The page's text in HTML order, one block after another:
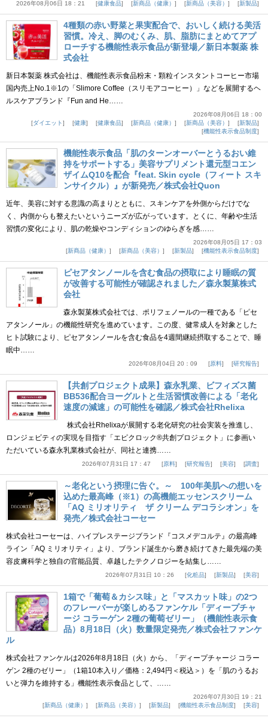
2026年08月06日 18：21 健康食品 新商品（健康） 新商品（美容） 新製品
4種類の赤い野菜と果実配合で、おいしく続ける美活
習慣。冷え、脚のむくみ、肌、脂肪にまとめてアプ
ローチする機能性表示食品が新登場／新日本製薬 株
式会社
新日本製薬 株式会社は、機能性表示食品粉末・顆粒インスタントコーヒー市場
国内売上No.1※1の「Slimore Coffee（スリモアコーヒー）」などを展開するヘ
ルスケアブランド『Fun and He……
2026年08月06日 18：00
ダイエット
健康 健康食品 新商品（健康） 新商品（美容）
新製品
機能性表示食品制度
機能性表示食品「肌のターンオーバーとうるおい維
持をサポートする」美容サプリメント還元型コエン
ザイムQ10を配合『feat. Skin cycle（フィート スキ
ンサイクル）』が新発売／株式会社Quon
近年、美容に対する意識の高まりとともに、スキンケアを外側からだけでな
く、内側からも整えたいというニーズが広がっています。とくに、年齢や生活
習慣の変化により、肌の乾燥やコンディションのゆらぎを感……
2026年08月05日 17：03
新商品（健康）
新商品（美容） 新製品 機能性表示食品制度
ピセアタンノールを含む食品の摂取により睡眠の質
が改善する可能性が確認されました／森永製菓株式
会社
森永製菓株式会社では、ポリフェノールの一種である「ピセ
アタンノール」の機能性研究を進めています。この度、健常成人を対象とした
ヒト試験により、ピセアタンノールを含む食品を4週間継続摂取することで、睡
眠中……
2026年08月04日 20：09 原料 研究報告
【共創プロジェクト成果】森永乳業、ビフィズス菌
BB536配合ヨーグルトと生活習慣改善による「老化
速度の減速」の可能性を確認／株式会社Rhelixa
株式会社Rhelixaが展開する老化研究の社会実装を推進し、
ロンジェビティの実現を目指す「エピクロック®共創プロジェクト」に参画い
ただいている森永乳業株式会社が、同社と連携……
2026年07月31日 17：47 原料 研究報告 美容 調査
～老化という摂理に告ぐ。～ 100年美肌への想いを
込めた最高峰（※1）の高機能エッセンスクリーム
「AQ ミリオリティ ザ クリーム デコラシオン」を
発売／株式会社コーセー
株式会社コーセーは、ハイプレステージブランド『コスメデコルテ』の最高峰
ライン「AQ ミリオリティ」より、ブランド誕生から磨き続けてきた最先端の美
容皮膚科学と独自の官能品質、卓越したテクノロジーを結集し……
2026年07月31日 10：26 化粧品 新製品 美容
1箱で「葡萄＆カシス味」と「マスカット味」の2つ
のフレーバーが楽しめるファンケル「ディープチャ
ージ コラーゲン 2種の葡萄ゼリー」（機能性表示食
品）8月18日（火）数量限定発売／株式会社ファンケ
ル
株式会社ファンケルは2026年8月18日（火）から、「ディープチャージ コラー
ゲン 2種のゼリー」（1箱10本入り／価格：2,494円＜税込＞）を「肌のうるお
いと弾力を維持する」機能性表示食品として、……
2026年07月30日 19：21
新商品（健康）
新商品（美容） 新製品 機能性表示食品制度 美容